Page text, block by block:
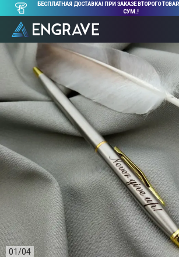
БЕСПЛАТНАЯ ДОСТАВКА! ПРИ ЗАКАЗЕ ВТОРОГО
СУМ.!
01 /04